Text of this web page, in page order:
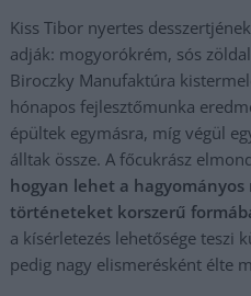
Kiss Tibor nyertes
adják: mogyorókrém, sós
Biroczky Manufaktúra
hónapos fejlesztőmunka
épültek egymásra, míg végül
álltak össze. A főcukrász
hogyan lehet a
történeteket korszerű
a kísérletezés lehetősége teszi
pedig nagy elismerésként élte